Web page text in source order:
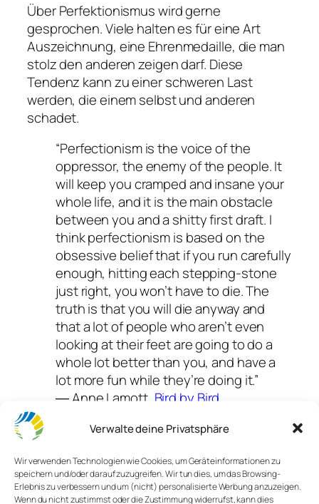
Verwalte deine Privatsphäre
Wir verwenden Technologien wie Cookies, um Geräteinformationen zu
speichern und/oder darauf zuzugreifen. Wir tun dies, um das Browsing-
Erlebnis zu verbessern und um (nicht) personalisierte Werbung anzuzeigen.
Wenn du nicht zustimmst oder die Zustimmung widerrufst, kann dies
Über Perfektionismus wird gerne
gesprochen. Viele halten es für eine Art
Auszeichnung, eine Ehrenmedaille, die man
stolz den anderen zeigen darf. Diese
Tendenz kann zu einer schweren Last
werden, die einem selbst und anderen
schadet.
“Perfectionism is the voice of the
oppressor, the enemy of the people. It
will keep you cramped and insane your
whole life, and it is the main obstacle
between you and a shitty first draft. I
think perfectionism is based on the
obsessive belief that if you run carefully
enough, hitting each stepping-stone
just right, you won’t have to die. The
truth is that you will die anyway and
that a lot of people who aren’t even
looking at their feet are going to do a
whole lot better than you, and have a
lot more fun while they’re doing it.”
― Anne Lamott, Bird by Bird
Es perfekt machen zu wollen, kann
Kreativität und Originalität im Keim ersticken.
Es sofort richtig machen zu wollen, tötet
Motivation. Wenn man es schon nicht
perfekt machen kann, warum soll man es